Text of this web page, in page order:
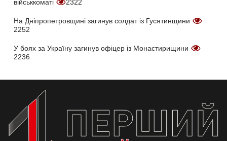
військкоматі
2322
На Дніпропетровщині загинув солдат із Гусятинщини
2252
У боях за Україну загинув офіцер із Монастирищини
2236